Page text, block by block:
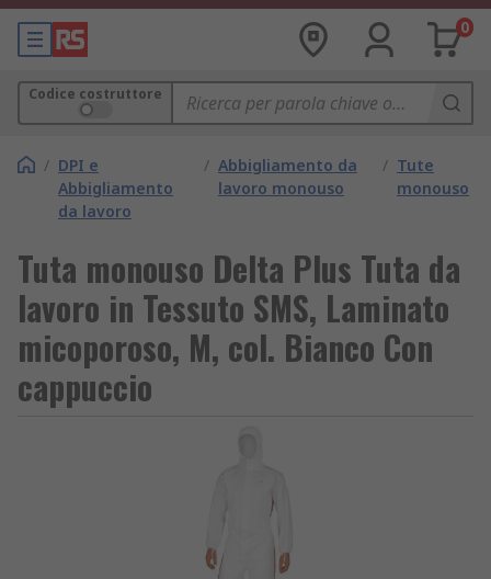
0
Codice costruttore
/ DPI e
Abbigliamento
da lavoro
/ Abbigliamento da
lavoro monouso
/ Tute
monouso
Tuta monouso Delta Plus Tuta da
lavoro in Tessuto SMS, Laminato
micoporoso, M, col. Bianco Con
cappuccio